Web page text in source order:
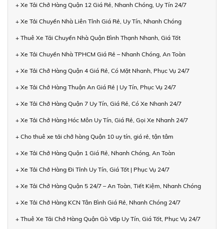
+ Xe Tải Chở Hàng Quận 12 Giá Rẻ, Nhanh Chóng, Uy Tín 24/7
+ Xe Tải Chuyển Nhà Liên Tỉnh Giá Rẻ, Uy Tín, Nhanh Chóng
+ Thuê Xe Tải Chuyển Nhà Quận Bình Thạnh Nhanh, Giá Tốt
+ Xe Tải Chuyển Nhà TPHCM Giá Rẻ – Nhanh Chóng, An Toàn
+ Xe Tải Chở Hàng Quận 4 Giá Rẻ, Có Mặt Nhanh, Phục Vụ 24/7
+ Xe Tải Chở Hàng Thuận An Giá Rẻ | Uy Tín, Phục Vụ 24/7
+ Xe Tải Chở Hàng Quận 7 Uy Tín, Giá Rẻ, Có Xe Nhanh 24/7
+ Xe Tải Chở Hàng Hóc Môn Uy Tín, Giá Rẻ, Gọi Xe Nhanh 24/7
+ Cho thuê xe tải chở hàng Quận 10 uy tín, giá rẻ, tận tâm
+ Xe Tải Chở Hàng Quận 1 Giá Rẻ, Nhanh Chóng, An Toàn
+ Xe Tải Chở Hàng Đi Tỉnh Uy Tín, Giá Tốt | Phục Vụ 24/7
+ Xe Tải Chở Hàng Quận 5 24/7 – An Toàn, Tiết Kiệm, Nhanh Chóng
+ Xe Tải Chở Hàng KCN Tân Bình Giá Rẻ, Nhanh Chóng 24/7
+ Thuê Xe Tải Chở Hàng Quận Gò Vấp Uy Tín, Giá Tốt, Phục Vụ 24/7